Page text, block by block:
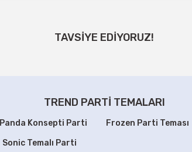
Bu ürüne ilk yorumu siz yapın!
TAVSİYE EDİYORUZ!
609,90 TL
TREND PARTİ TEMALARI
Panda Konsepti Parti Frozen Parti Teması
Sonic Temalı Parti